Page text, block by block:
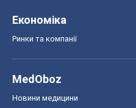
Економіка
Ринки та компанії
MedOboz
Новини медицини